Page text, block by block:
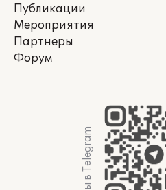
Публикации
Мероприятия
Партнеры
Форум
Мы в Telegram